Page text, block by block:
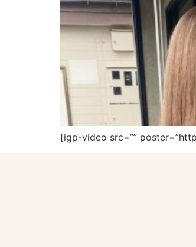
[igp-video src=””